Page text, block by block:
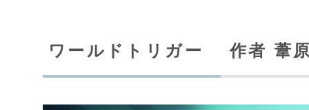
ワールドトリガー 作者 葦